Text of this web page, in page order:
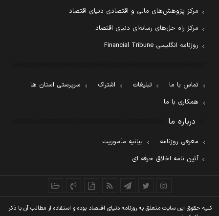
مرکز پژوهش‌های مالی و اقتصادی دنیای اقتصاد
مرکز راه حل‌های رسانه‌ای دنیای اقتصاد
روزنامه انگلیسی Financial Tribune
تماس با ما تبلیغات اشتراک
سرپرستی استان ها
همکاری با ما
درباره ما
معرفی روزنامه
بیانیه مأموریت
آئین نامه اخلاق حرفه ای
کليه حقوق اين سايت متعلق به روزنامه دنيای اقتصاد بوده و استفاده از مطالب آن با ذکر